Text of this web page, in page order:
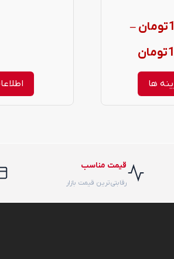
تومان –
تومان
range:
1,225,000 تومان
ها
قیمت مناسب
رقابتی‌ترین قیمت بازار